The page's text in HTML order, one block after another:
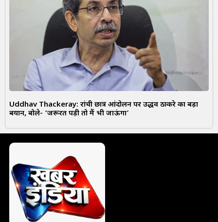
Uddhav Thackeray: रांची छात्र आंदोलन पर उद्धव ठाकरे का बड़ा
बयान, बोले- ‘जरूरत पड़ी तो मैं भी जाऊंगा’